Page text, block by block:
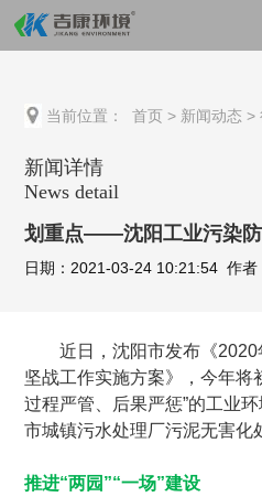
当前位置： 首页 > 新闻动态 >
新闻详情
News detail
划重点——沈阳工业污染
日期：2021-03-24 10:21:54 作
近日，沈阳市发布《2020
坚战工作实施方案》，今年将
过程严管、后果严惩”的工业
市城镇污水处理厂污泥无害化
推进“两园”“一场”建设